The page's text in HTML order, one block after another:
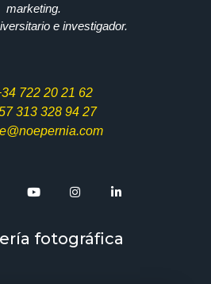
marketing.
e investigador.
722 20 21 62
313 328 94 27
fotográfica